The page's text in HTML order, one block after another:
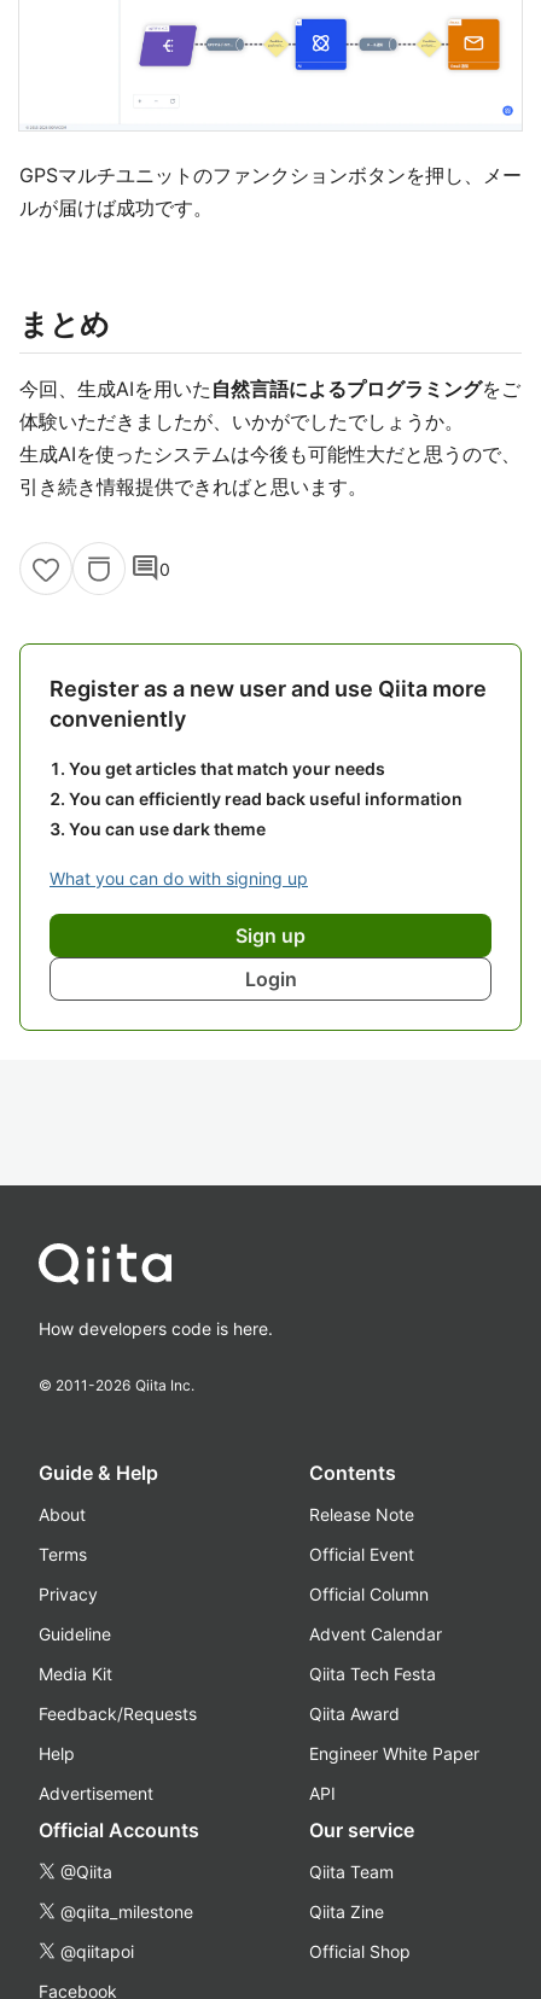
GPSマルチユニットのファンクションボタンを押し、メー
ルが届けば成功です。
まとめ
今回、生成AIを用いた 自然言語によるプログラミングをご
体験いただきましたが、いかがでしたでしょうか。
生成AIを使ったシステムは今後も可能性大だと思うので、
引き続き情報提供できればと思います。
comment0
Register as a new user and use Qiita more
conveniently
You get articles that match your needs
You can efficiently read back useful information
You can use dark theme
What you can do with signing up
Sign up
Login
How developers code is here.
© 2011-2026 Qiita Inc.
Guide & Help
About
Terms
Privacy
Guideline
Media Kit
Feedback/Requests
Help
Advertisement
Contents
Release Note
Official Event
Official Column
Advent Calendar
Qiita Tech Festa
Qiita Award
Engineer White Paper
API
Official Accounts
@Qiita
@qiita_milestone
@qiitapoi
Facebook
Our service
Qiita Team
Qiita Zine
Official Shop